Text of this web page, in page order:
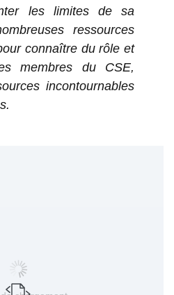
les limites de sa
ressources
connaître du rôle et
membres du CSE,
incontournables